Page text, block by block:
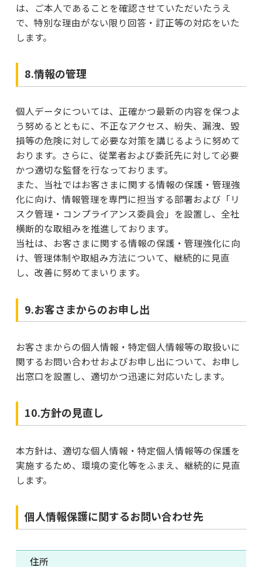
は、ご本人であることを確認させていただいたうえ
で、特別な理由がない限り回答・訂正等の対応をいた
します。
8.情報の管理
個人データについては、正確かつ最新の内容を保つよ
う努めるとともに、不正なアクセス、紛失、漏洩、毀
損等の危険に対して必要な対策を講じるように努めて
おります。さらに、従業者および委託先に対して必要
かつ適切な監督を行なっております。
また、当社ではお客さまに関する情報の保護・管理強
化に向け、情報管理を専門に担当する部署および「リ
スク管理・コンプライアンス委員会」を設置し、全社
横断的な取組みを推進しております。
当社は、お客さまに関する情報の保護・管理強化に向
け、管理体制や取組み方法について、継続的に見直
し、改善に努めてまいります。
9.お客さまからのお申し出
お客さまからの個人情報・特定個人情報等の取扱いに
関するお問い合わせおよびお申し出について、お申し
出窓口を設置し、適切かつ迅速に対応いたします。
10.方針の見直し
本方針は、適切な個人情報・特定個人情報等の保護を
実施するため、環境の変化等をふまえ、継続的に見直
します。
個人情報保護に関するお問い合わせ先
住所